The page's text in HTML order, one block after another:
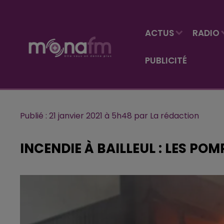
ACTUS RADIO
PUBLICITÉ
Publié : 21 janvier 2021 à 5h48 par La rédaction
INCENDIE À BAILLEUL : LES